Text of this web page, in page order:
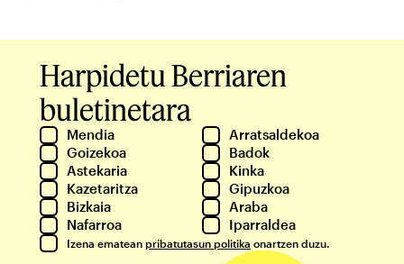
Harpidetu Berriaren
buletinetara
Mendia
Arratsaldekoa
Goizekoa
Badok
Astekaria
Kinka
Kazetaritza
Gipuzkoa
Bizkaia
Araba
Nafarroa
Iparraldea
Izena ematean pribatutasun politika onartzen duzu.